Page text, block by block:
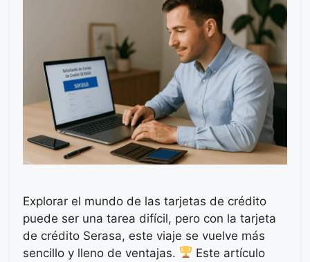
Explorar el mundo de las tarjetas de crédito
puede ser una tarea difícil, pero con la tarjeta
de crédito Serasa, este viaje se vuelve más
sencillo y lleno de ventajas.
Este artículo